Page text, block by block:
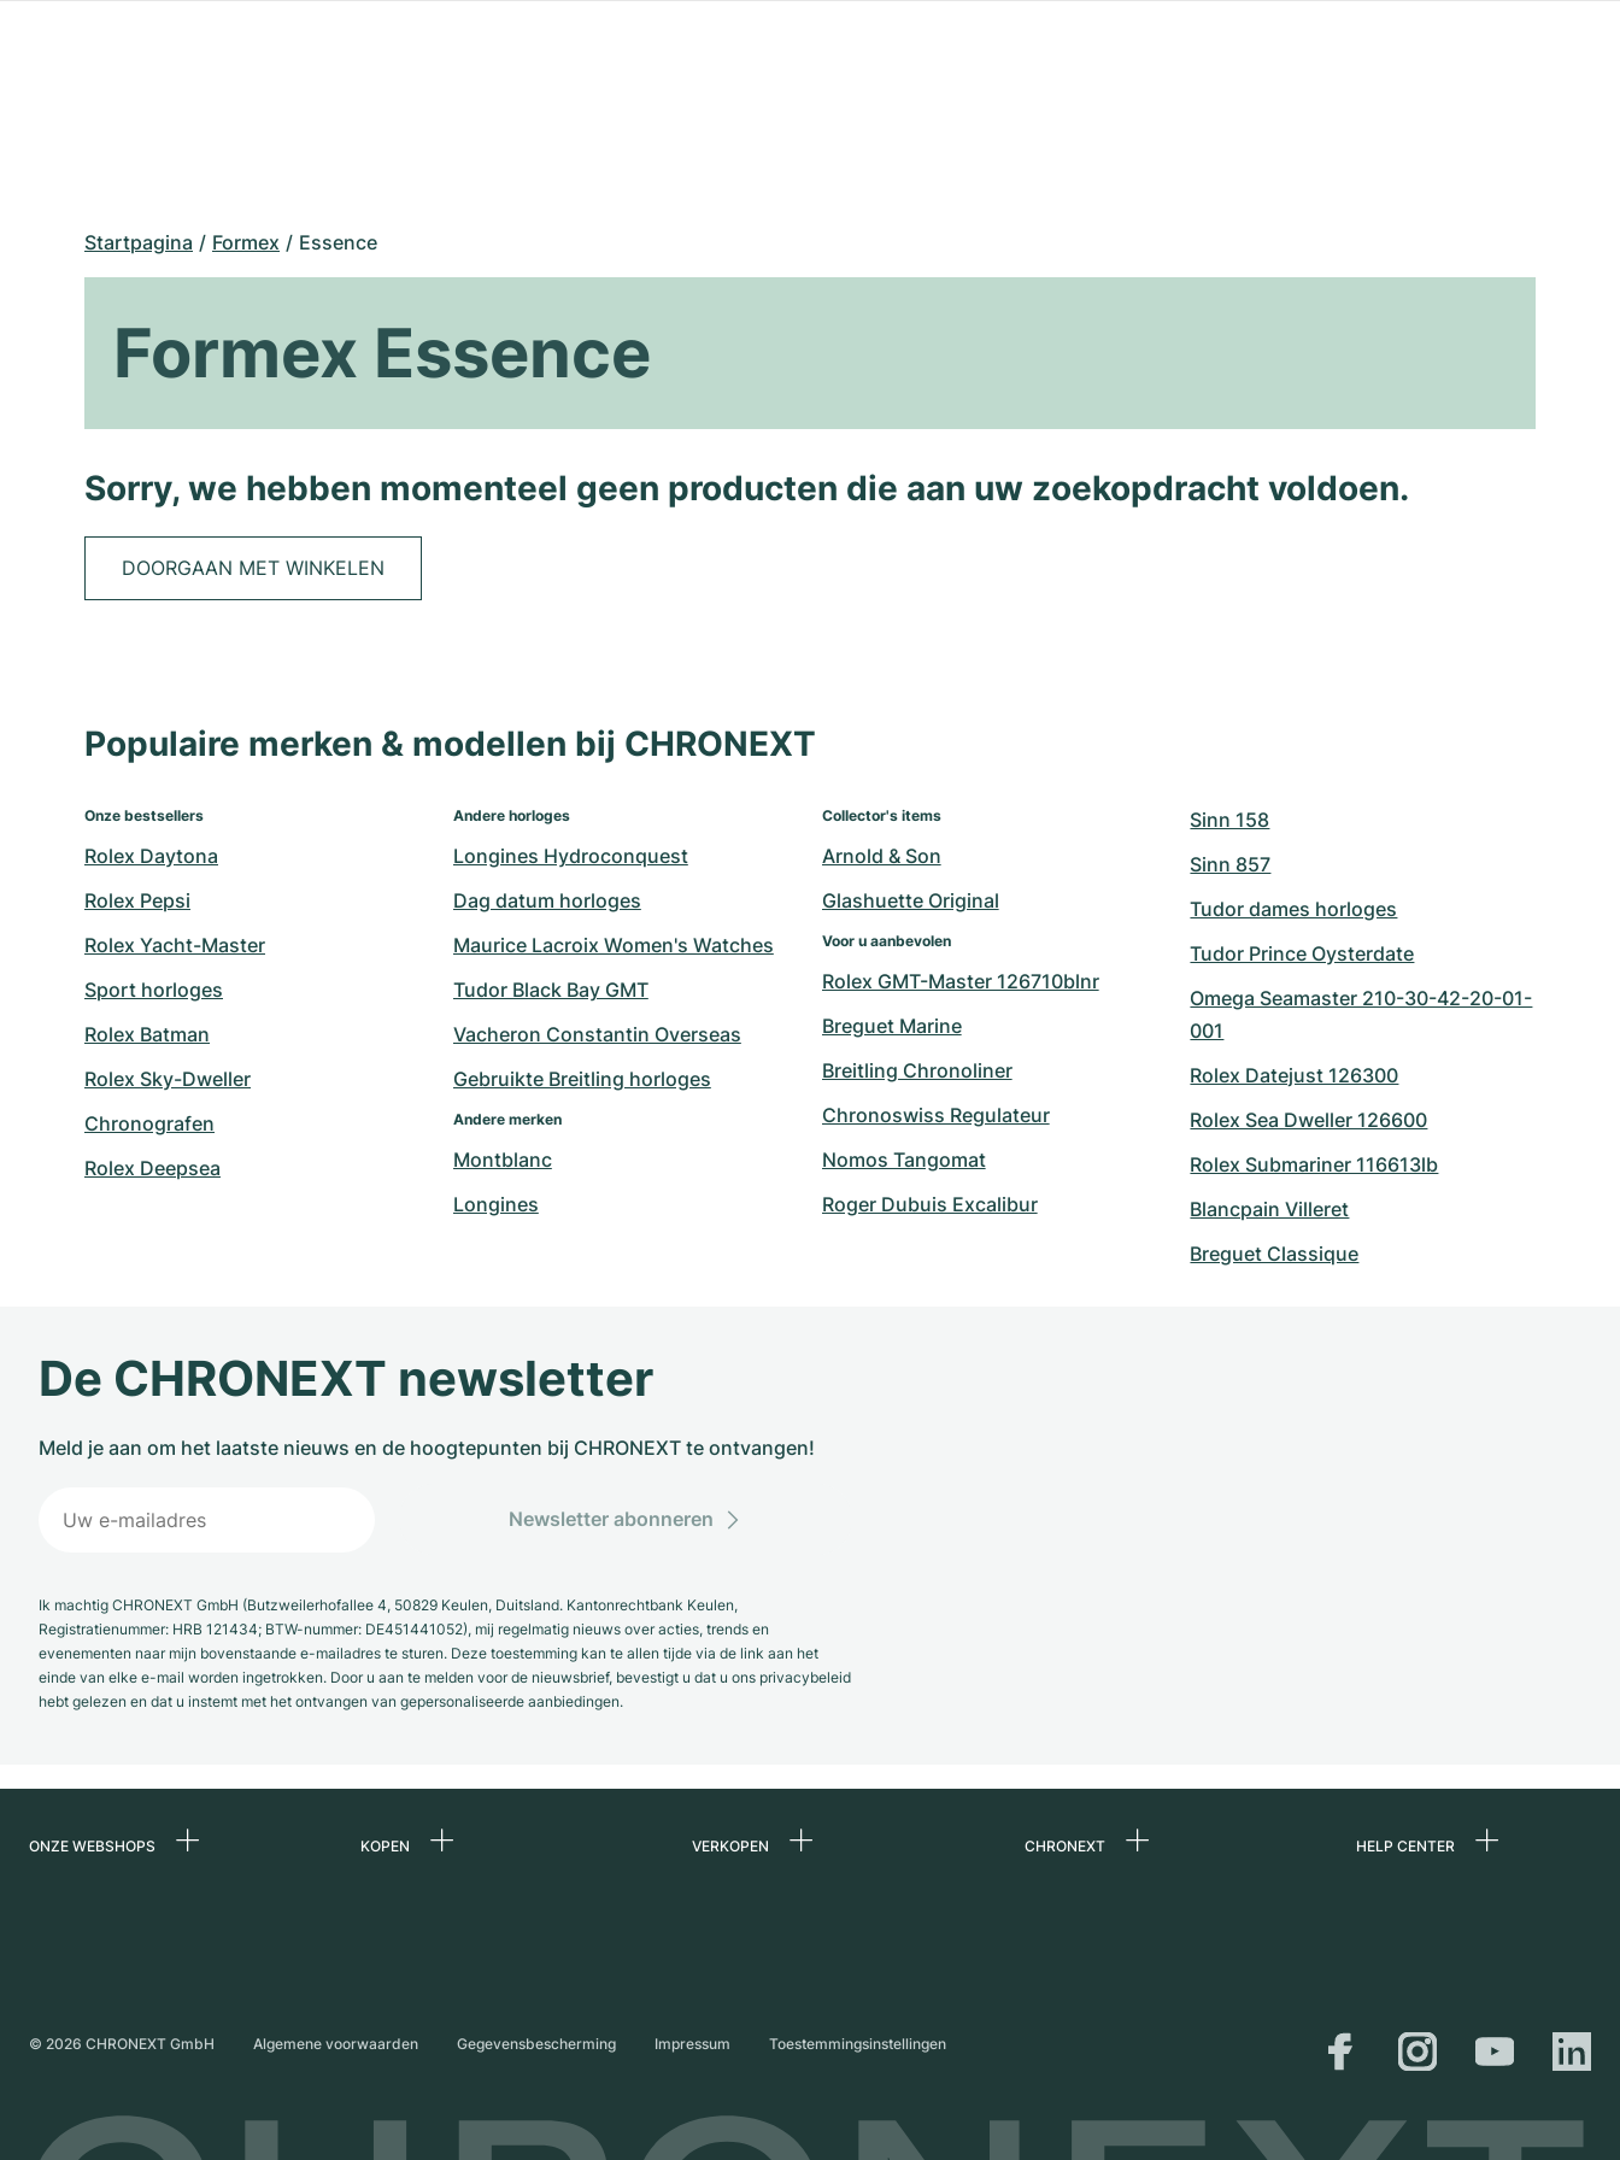
Startpagina Formex Essence
Formex Essence
Sorry, we hebben momenteel geen producten die aan uw zoekopdracht voldoen.
DOORGAAN MET WINKELEN
Populaire merken & modellen bij CHRONEXT
Onze bestsellers
Rolex Daytona
Rolex Pepsi
Rolex Yacht-Master
Sport horloges
Rolex Batman
Rolex Sky-Dweller
Chronografen
Rolex Deepsea
Andere horloges
Longines Hydroconquest
Dag datum horloges
Maurice Lacroix Women's Watches
Tudor Black Bay GMT
Vacheron Constantin Overseas
Gebruikte Breitling horloges
Andere merken
Montblanc
Longines
Collector's items
Arnold & Son
Glashuette Original
Voor u aanbevolen
Rolex GMT-Master 126710blnr
Breguet Marine
Breitling Chronoliner
Chronoswiss Regulateur
Nomos Tangomat
Roger Dubuis Excalibur
Sinn 158
Sinn 857
Tudor dames horloges
Tudor Prince Oysterdate
Omega Seamaster 210-30-42-20-01-
001
Rolex Datejust 126300
Rolex Sea Dweller 126600
Rolex Submariner 116613lb
Blancpain Villeret
Breguet Classique
De CHRONEXT newsletter
Meld je aan om het laatste nieuws en de hoogtepunten bij CHRONEXT te ontvangen!
Newsletter abonneren
Ik machtig CHRONEXT GmbH (Butzweilerhofallee 4, 50829 Keulen, Duitsland. Kantonrechtbank Keulen,
Registratienummer: HRB 121434; BTW-nummer: DE451441052), mij regelmatig nieuws over acties, trends en
evenementen naar mijn bovenstaande e-mailadres te sturen. Deze toestemming kan te allen tijde via de link aan het
einde van elke e-mail worden ingetrokken. Door u aan te melden voor de nieuwsbrief, bevestigt u dat u ons privacybeleid
hebt gelezen en dat u instemt met het ontvangen van gepersonaliseerde aanbiedingen.
ONZE WEBSHOPS KOPEN VERKOPEN CHRONEXT HELP CENTER
Verzending &
Maattabel
© 2026 CHRONEXT GmbH Algemene voorwaarden Gegevensbescherming Impressum Toestemmingsinstellingen